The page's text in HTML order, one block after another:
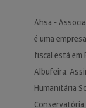
Ahsa -
é uma
fiscal está
Albufeira.
Humanitária
Conservatória